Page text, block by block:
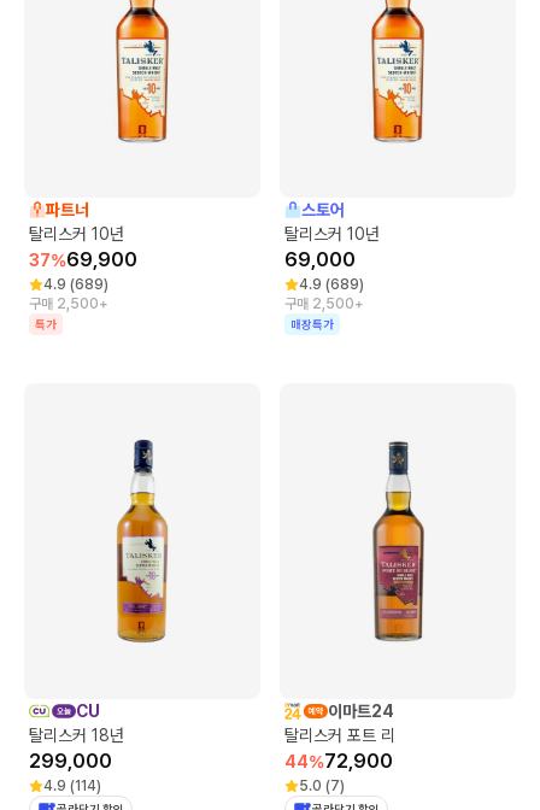
파트너
탈리스커 10년
37%69,900
4.9 (689)
구매 2,500+
특가
스토어
탈리스커 10년
69,000
4.9 (689)
구매 2,500+
매장특가
CU
탈리스커 18년
299,000
4.9 (114)
이마트24
탈리스커 포트 리
44%72,900
5.0 (7)